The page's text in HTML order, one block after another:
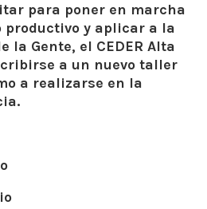
para poner en marcha
y aplicar a la
la Gente, el CEDER Alta
a un nuevo taller
a realizarse en la